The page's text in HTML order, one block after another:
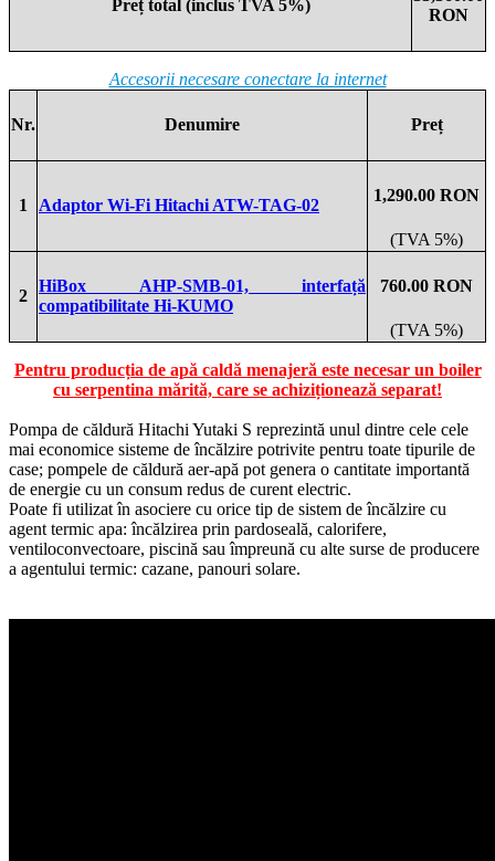
Preț total (inclus TVA 5%)
RON
Accesorii necesare conectare la internet
Nr. Denumire Preț
1 Adaptor Wi-Fi Hitachi ATW-TAG-02
1,290.00 RON
(TVA 5%)
2
HiBox AHP-SMB-01, interfață
compatibilitate Hi-KUMO
760.00 RON
(TVA 5%)
Pentru producția de apă caldă menajeră este necesar un boiler
cu serpentina mărită, care se achiziționează separat!
Pompa de căldură Hitachi Yutaki S reprezintă unul dintre cele cele
mai economice sisteme de încălzire potrivite pentru toate tipurile de
case; pompele de căldură aer-apă pot genera o cantitate importantă
de energie cu un consum redus de curent electric.
Poate fi utilizat în asociere cu orice tip de sistem de încălzire cu
agent termic apa: încălzirea prin pardoseală, calorifere,
ventiloconvectoare, piscină sau împreună cu alte surse de producere
a agentului termic: cazane, panouri solare.